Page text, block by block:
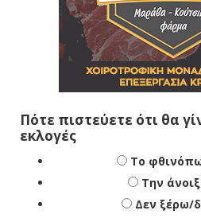
Πότε πιστεύετε ότι θα
εκλογές